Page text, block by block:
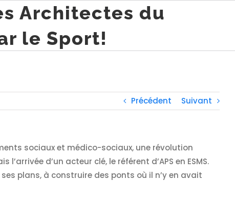
Architectes du
le Sport!
Précédent Suivant
sociaux et médico-sociaux, une révolution
d’un acteur clé, le référent d’APS en ESMS.
plans, à construire des ponts où il n’y en avait